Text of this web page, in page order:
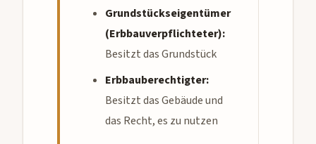
Grundstückseigentümer
(Erbbauverpflichteter):
Besitzt das Grundstück
Erbbauberechtigter:
Besitzt das Gebäude und
das Recht, es zu nutzen